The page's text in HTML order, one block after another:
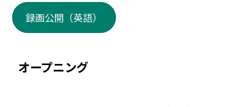
録画公開（英語）
オープニング